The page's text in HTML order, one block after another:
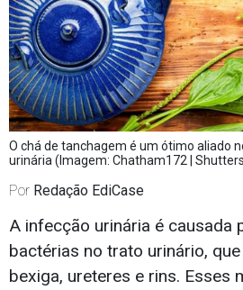
O chá de tanchagem é um ótimo aliado
urinária (Imagem: Chatham172 |
Por Redação EdiCase
A infecção urinária é causada
bactérias no trato urinário,
bexiga, ureteres e rins. Esses